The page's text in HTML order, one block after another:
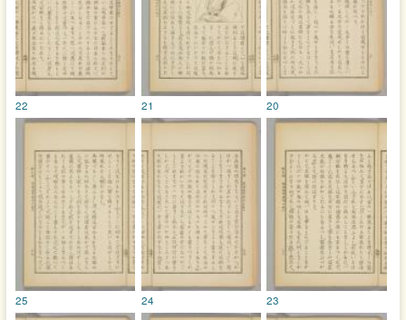
20
21
22
23
24
25